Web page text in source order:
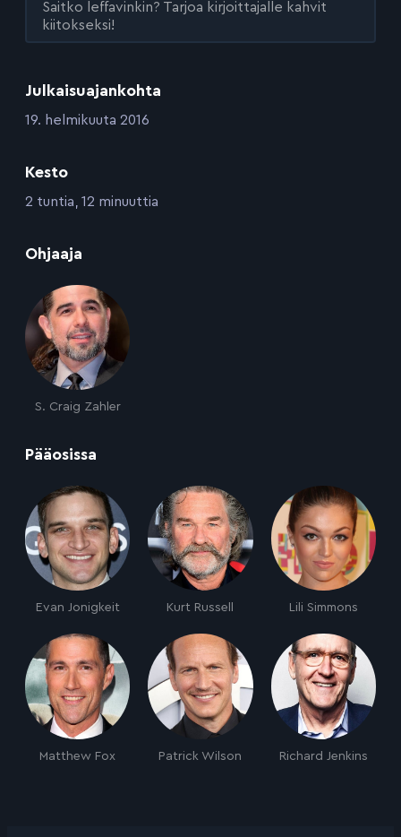
Julkaisuajankohta
:19. helmikuuta 2016
Kesto
:2 tuntia, 12 minuuttia
Ohjaaja
S. Craig Zahler
Pääosissa
Evan Jonigkeit Kurt Russell Lili Simmons
Matthew Fox Patrick Wilson Richard Jenkins
Saitko leffavinkin? Tarjoa kirjoittajalle kahvit
kiitokseksi!